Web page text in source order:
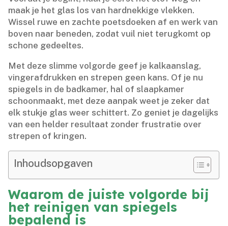
maak je het glas los van hardnekkige vlekken.​
Wissel ruwe en zachte poetsdoeken af en werk van
boven naar beneden, zodat vuil niet terugkomt op
schone gedeeltes.​
Met deze slimme volgorde geef je kalkaanslag,
vingerafdrukken en strepen geen kans.​ Of je nu
spiegels in de badkamer, hal of slaapkamer
schoonmaakt, met deze aanpak weet je zeker dat
elk stukje glas weer schittert.​ Zo geniet je dagelijks
van een helder resultaat zonder frustratie over
strepen of kringen.​
Inhoudsopgaven
Waarom de juiste volgorde bij
het reinigen van spiegels
bepalend is